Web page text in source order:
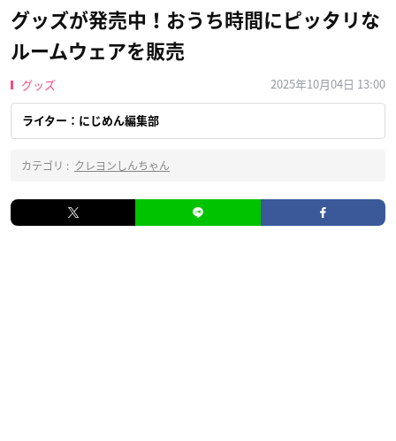
グッズが発売中！おうち時間にピッタリな
ルームウェアを販売
グッズ 2025年10月04日 13:00
ライター：にじめん編集部
カテゴリ : クレヨンしんちゃん